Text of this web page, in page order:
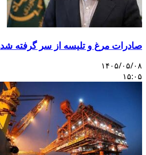
صادرات مرغ و تلیسه از سر گرفته شد
۱۴۰۵/۰۵/۰۸
۱۵:۰۵